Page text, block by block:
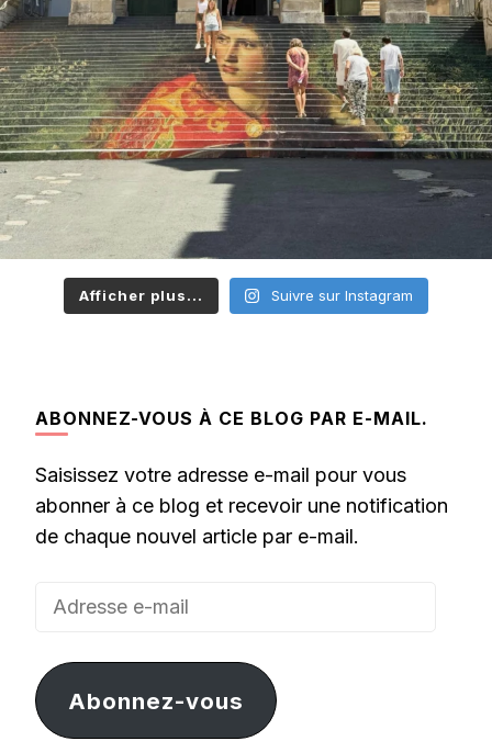
Afficher plus... Suivre sur Instagram
ABONNEZ-VOUS À CE BLOG PAR E-MAIL.
Saisissez votre adresse e-mail pour vous
abonner à ce blog et recevoir une notification
de chaque nouvel article par e-mail.
Adresse
mail
Abonnez-vous